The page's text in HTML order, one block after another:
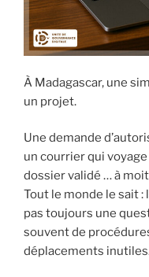
À Madagascar, une
un projet.
Une demande
un courrier qui
dossier validé … à
Tout le monde le sait
pas toujours une
souvent de
déplacements